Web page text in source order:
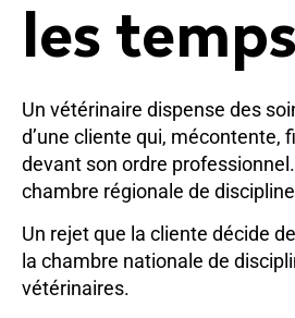
les
Un vétérinaire dispense des
d’une cliente qui, mécontente,
devant son ordre
chambre régionale de
Un rejet que la cliente décide
la chambre nationale de
vétérinaires.